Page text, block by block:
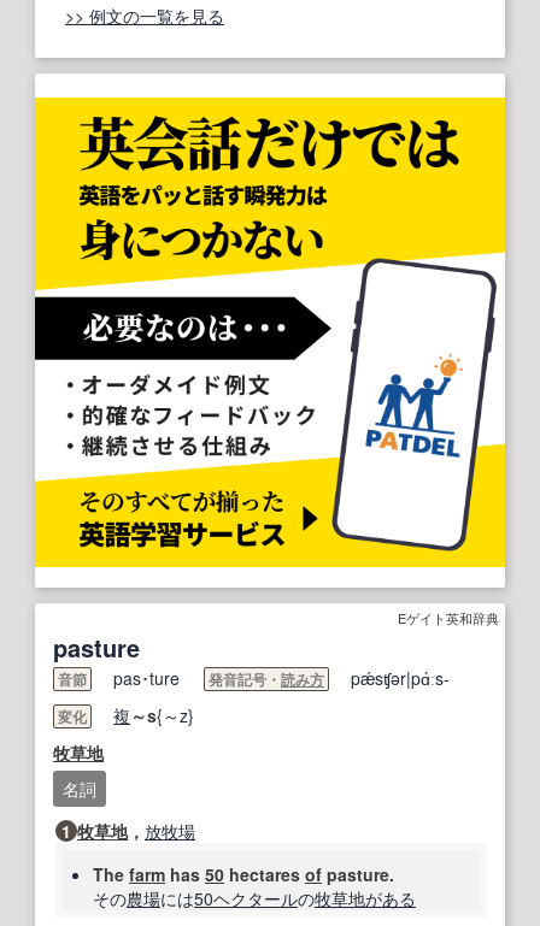
>> 例文の一覧を見る
Eゲイト英和辞典
pasture
音節 pas･ture 発音記号・ 読み方 pǽsʧər|pɑ́ːs-
変化 複 ～s{～z}
牧草地
名詞
1 牧草地， 放牧場
The farm has 50 hectares of pasture.
その農場には50ヘクタールの牧草地がある